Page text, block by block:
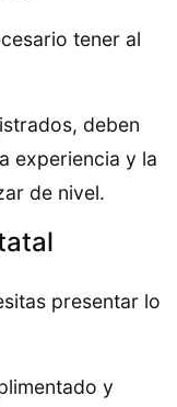
tener al
deben
experiencia y la
de nivel.
presentar lo
y